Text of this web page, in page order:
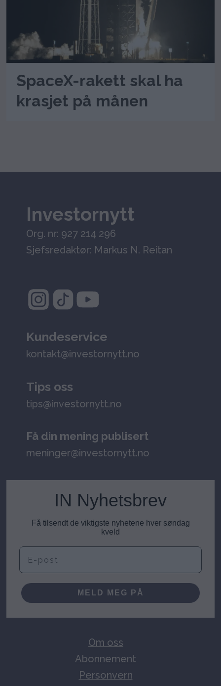
SpaceX-rakett skal ha
krasjet på månen
Investornytt
Org. nr: 927 214 296
Sjefsredaktør: Markus N. Reitan
Kundeservice
kontakt@investornytt.no
Tips oss
tips@investornytt.no
Få din mening publisert
meninger@investornytt.no
IN Nyhetsbrev
Få tilsendt de viktigste nyhetene hver søndag
kveld
E-post
MELD MEG PÅ
Om oss
Abonnement
Personvern